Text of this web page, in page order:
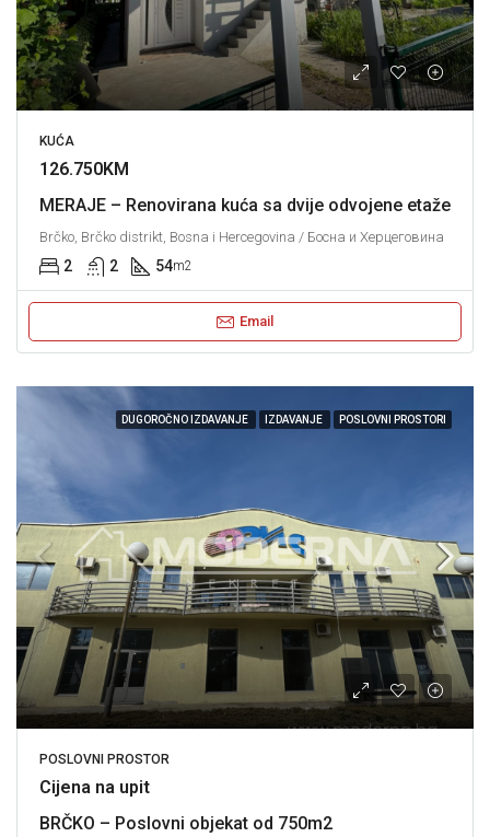
KUĆA
126.750KM
MERAJE – Renovirana kuća sa dvije odvojene etaže
Brčko, Brčko distrikt, Bosna i Hercegovina / Босна и Херцеговина
2 2 54m2
Email
DUGOROČNO IZDAVANJE IZDAVANJE POSLOVNI PROSTORI
POSLOVNI PROSTOR
Cijena na upit
BRČKO – Poslovni objekat od 750m2